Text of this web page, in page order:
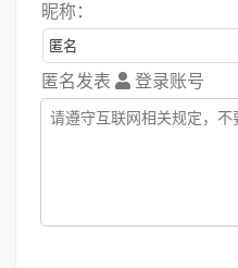
昵称：
匿名发表 登录账号